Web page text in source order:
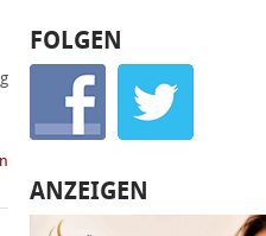
FOLGEN
ANZEIGEN